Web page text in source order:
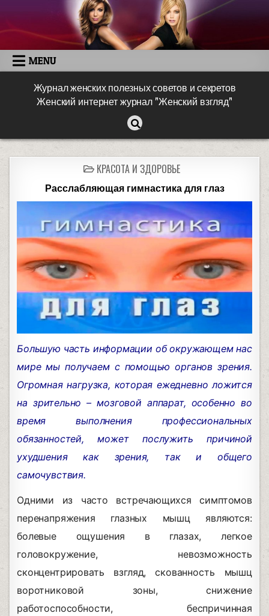
MENU
Журнал женских полезных советов и секретов
Женский интернет журнал "Женский взгляд"
КРАСОТА И ЗДОРОВЬЕ
Расслабляющая гимнастика для глаз
Большую часть информации об окружающем нас
мире мы получаем с помощью органов зрения.
Огромная нагрузка, которая ежедневно ложится
на зрительно – мозговой аппарат, особенно во
время выполнения профессиональных
обязанностей, может послужить причиной
ухудшения как зрения, так и общего
самочувствия.
Одними из часто встречающихся симптомов
перенапряжения глазных мышц являются:
болевые ощушения в глазах, легкое
головокружение,
невозможность
сконцентрировать взгляд,
скованность мышц
воротниковой зоны, снижение
работоспособности, беспричинная